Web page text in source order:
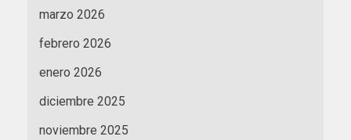
marzo 2026
febrero 2026
enero 2026
diciembre 2025
noviembre 2025